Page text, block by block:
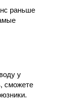
раньше
у
сможете